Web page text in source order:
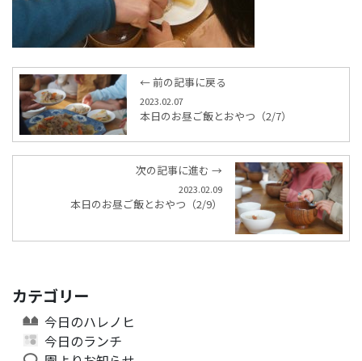
← 前の記事に戻る
2023.02.07
本日のお昼ご飯とおやつ（2/7）
次の記事に進む →
2023.02.09
本日のお昼ご飯とおやつ（2/9）
カテゴリー
今日のハレノヒ
今日のランチ